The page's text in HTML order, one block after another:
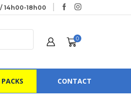
14h00-18h00
0
CONTACT